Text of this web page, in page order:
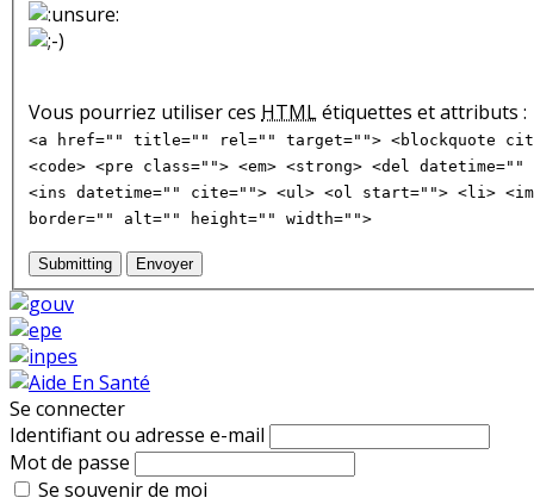
Vous pourriez utiliser ces HTMLétiquettes et attributs :
<a href="" title="" rel="" target=""> <blockquote
<code> <pre class=""> <em> <strong> <del
<ins datetime="" cite=""> <ul> <ol start=""> <li>
border="" alt="" height="" width="">
Submitting Envoyer
Se connecter
Identifiant ou adresse e-mail
Mot de passe
Se souvenir de moi